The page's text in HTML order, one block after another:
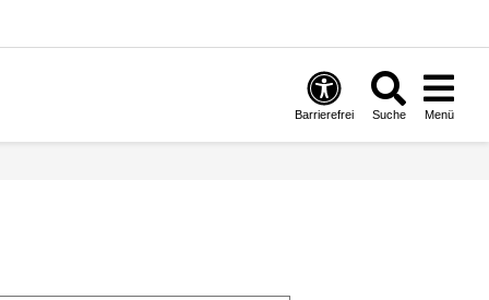
Barrierefrei Suche Menü